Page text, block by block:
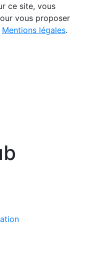
ce site, vous
vous proposer
Mentions légales.